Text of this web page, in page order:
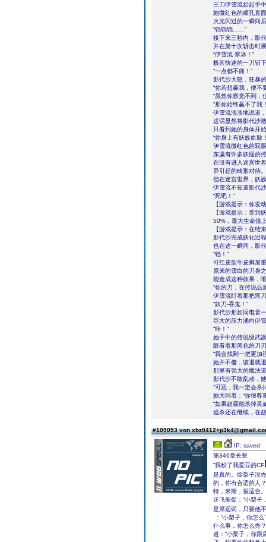
三刀伊雪流抬起手
她微红色的瞳孔直
火光闪过的一瞬间
“铛铛铛……”
接下来三秒内，影
并在第十次斩击时
“伊雪流-寒冰！”
极其快速的一刀斩
“一点都不痛！”
影代沙大怒，狂暴
“你若想赢我，便不
“虽然你察觉不到，
“那你始终赢不了我
伊雪流淡淡地说道
这话显然将影代沙
只看到她的身体开
“你身上有妖族血脉
伊雪流微红色的双
东瀛有许多妖怪的
在没有进入迷宫世
异引起的畸形对待。
但在迷宫世界，妖
伊雪流不知道影代
“死吧！”
【游戏提示：你发
【游戏提示：受到
50%，最大生命值
【游戏提示：在结
影代沙完成妖化过
也在这一瞬间，影
“铛！”
可红皮型牛皮癣加
原来的雪白的刀身
能造成这种效果，
“你的刀，在传说品
伊雪流盯着那把黑
“妖刀-吞鬼！”
影代沙那如同电音
巨大的压力涌向伊
“咔！”
她手中的传说级武
眼看着那黑色的刀
“我会找到一把更加
她并不傻，该退就
那里有强大的魔法
影代沙不敢乱动，
“可恶，我一定会杀
她大叫着：“你很尊
“如果赵霸能杀掉吴
追杀还在继续，在
#109053 von
IP: saved
第346章长辈
“我粉了我爱豆的CP
是真的。徐梨子没
的，你有合适的人
特，米斯，很适合
正飞催促：“小梨子
是席远词，只要他
：“小梨子，你怎
什么事，你怎么办
道：“小梨子，你跟